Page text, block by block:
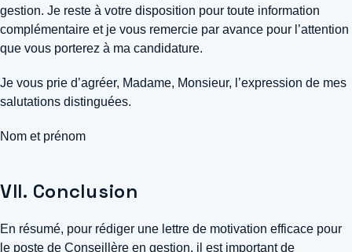
gestion. Je reste à votre disposition pour toute information
complémentaire et je vous remercie par avance pour l’attention
que vous porterez à ma candidature.
Je vous prie d’agréer, Madame, Monsieur, l’expression de mes
salutations distinguées.
Nom et prénom
VII. Conclusion
En résumé, pour rédiger une lettre de motivation efficace pour
le poste de Conseillère en gestion, il est important de